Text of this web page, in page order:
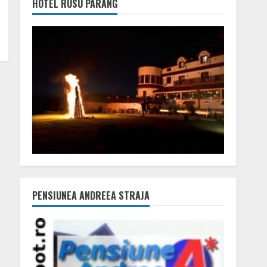
HOTEL RUSU PARÂNG
PENSIUNEA ANDREEA STRAJA